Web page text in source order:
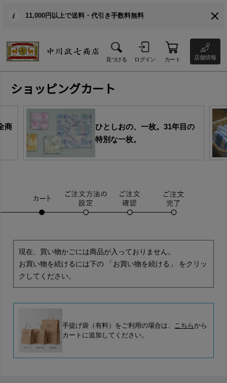
11,000円以上で送料・代引き手数料無料
見つける ログイン カート 店舗情報
ショッピングカート
商
ひとしおの、一枚。31年目の
特別な一枚。
現在、買い物かごには商品が入っておりません。
お買い物を続けるには下の 「お買い物を続ける」 をクリッ
クしてください。
手提げ袋（有料）をご利用の場合は、 こちらから
カートに追加してください。